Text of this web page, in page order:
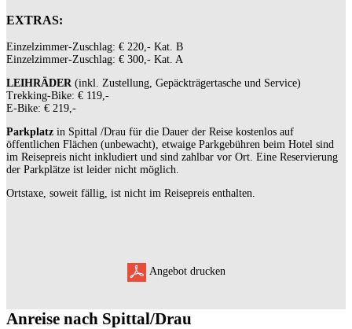
EXTRAS:
Einzelzimmer-Zuschlag: € 220,- Kat. B
Einzelzimmer-Zuschlag: € 300,- Kat. A
LEIHRÄDER (inkl. Zustellung, Gepäckträgertasche und Service)
Trekking-Bike: € 119,-
E-Bike: € 219,-
Parkplatz in Spittal /Drau für die Dauer der Reise kostenlos auf
öffentlichen Flächen (unbewacht), etwaige Parkgebühren beim Hotel sind
im Reisepreis nicht inkludiert und sind zahlbar vor Ort. Eine Reservierung
der Parkplätze ist leider nicht möglich.
Ortstaxe, soweit fällig, ist nicht im Reisepreis enthalten.
Angebot drucken
Anreise nach Spittal/Drau